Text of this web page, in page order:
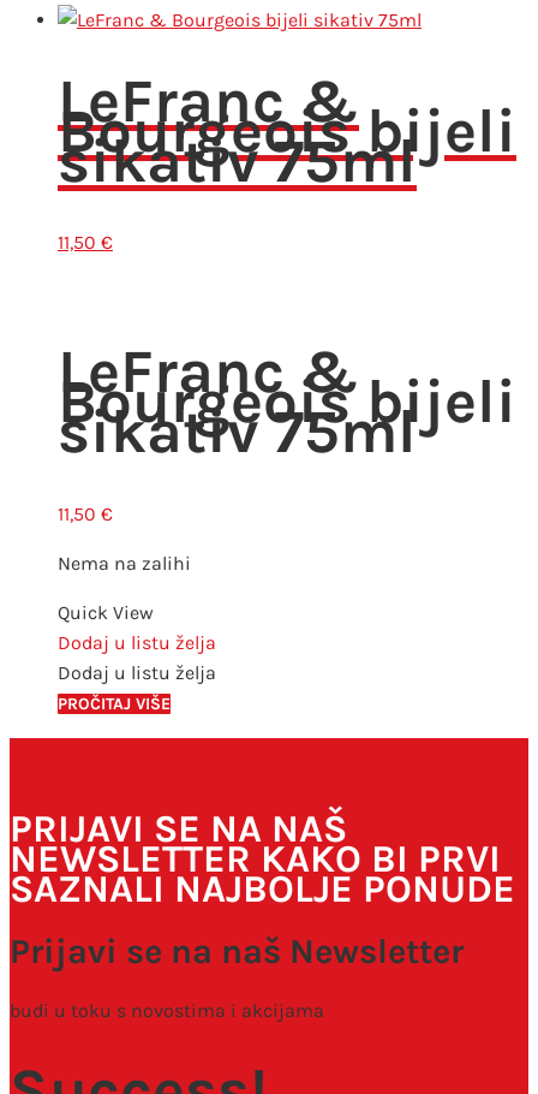
LeFranc &
Bourgeois bijeli
sikativ 75ml
11,50 €
LeFranc &
Bourgeois bijeli
sikativ 75ml
11,50 €
Nema na zalihi
Quick View
Dodaj u listu želja
Dodaj u listu želja
PROČITAJ VIŠE
PRIJAVI SE NA NAŠ
NEWSLETTER KAKO BI PRVI
SAZNALI NAJBOLJE PONUDE
Prijavi se na naš Newsletter
budi u toku s novostima i akcijama